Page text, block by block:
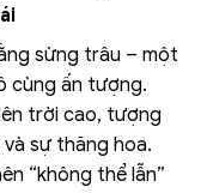
sừng trâu – một
cùng ấn tượng.
trời cao, tượng
sự thăng hoa.
“không thể lẫn”